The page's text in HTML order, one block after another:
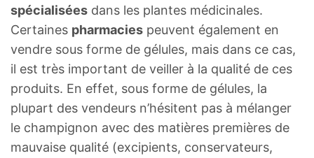
spécialisées dans les plantes médicinales.
Certaines pharmacies peuvent également en
vendre sous forme de gélules, mais dans ce cas,
il est très important de veiller à la qualité de ces
produits. En effet, sous forme de gélules, la
plupart des vendeurs n’hésitent pas à mélanger
le champignon avec des matières premières de
mauvaise qualité (excipients, conservateurs,